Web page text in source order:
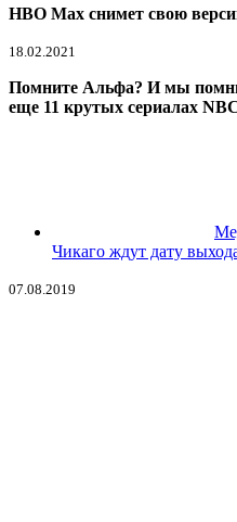
HBO Max снимет свою
18.02.2021
Помните Альфа? И мы
еще 11 крутых сериалах
Чикаго ждут дату
07.08.2019